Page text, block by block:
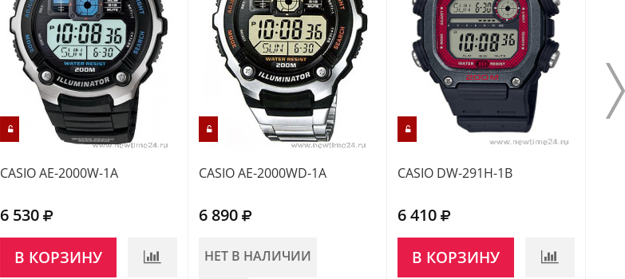
CASIO AE-2000W-1A
6 530
В КОРЗИНУ
CASIO AE-2000WD-1A
6 890
НЕТ В НАЛИЧИИ
CASIO DW-291H-1B
6 410
В КОРЗИНУ